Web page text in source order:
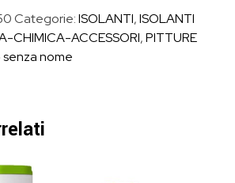
Categorie:ISOLANTI,ISOLANTI
CHIMICA-ACCESSORI,PITTURE
nome